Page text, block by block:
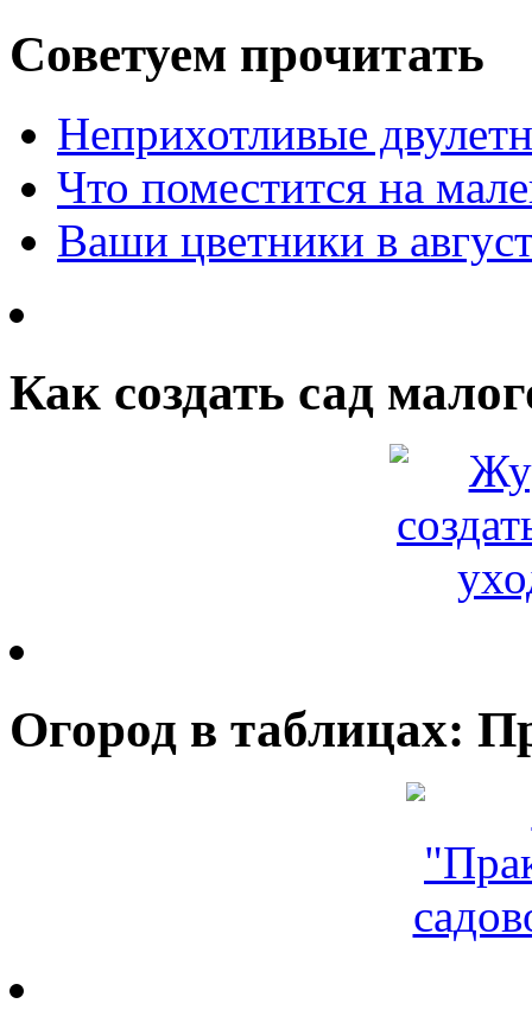
Советуем прочитать
Неприхотливые
Что поместится на
Ваши цветники в
Как создать сад
Огород в таблицах: